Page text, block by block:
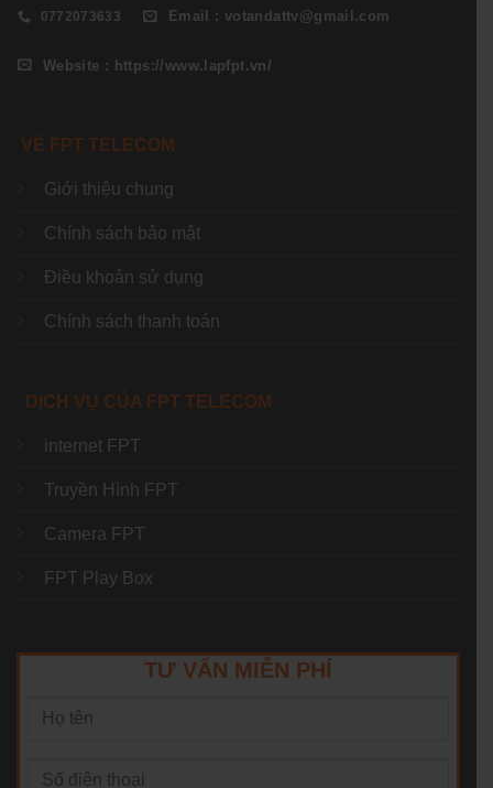
0772073633 Email : votandattv@gmail.com
Website : https://www.lapfpt.vn/
VỀ FPT TELECOM
Giới thiệu chung
Chính sách bảo mật
Điều khoản sử dụng
Chính sách thanh toán
DỊCH VỤ CỦA FPT TELECOM
internet FPT
Truyền Hình FPT
Camera FPT
FPT Play Box
TƯ VẤN MIỄN PHÍ